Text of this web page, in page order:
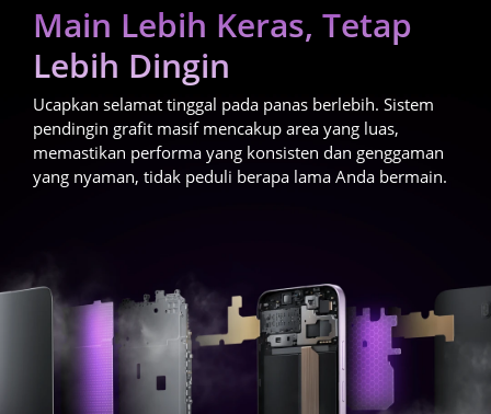
Main Lebih Keras, Tetap
Lebih Dingin
Ucapkan selamat tinggal pada panas berlebih. Sistem
pendingin grafit masif mencakup area yang luas,
memastikan performa yang konsisten dan genggaman
yang nyaman, tidak peduli berapa lama Anda bermain.